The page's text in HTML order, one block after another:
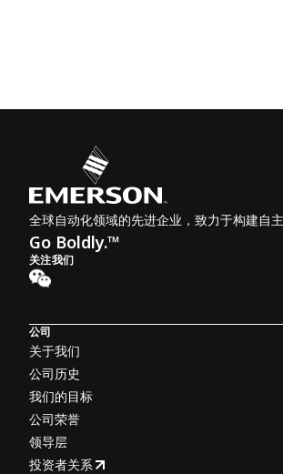
全球自动化领域的先进企业，致力于构建自主
Go Boldly.™
关注我们
公司
关于我们
公司历史
我们的目标
公司荣誉
领导层
投资者关系